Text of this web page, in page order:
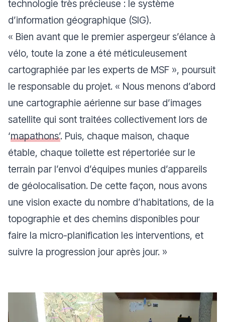
technologie très précieuse : le système
d’information géographique (SIG).
« Bien avant que le premier aspergeur s’élance à
vélo, toute la zone a été méticuleusement
cartographiée par les experts de MSF », poursuit
le responsable du projet. « Nous menons d’abord
une cartographie aérienne sur base d’images
satellite qui sont traitées collectivement lors de
‘mapathons’. Puis, chaque maison, chaque
étable, chaque toilette est répertoriée sur le
terrain par l’envoi d’équipes munies d’appareils
de géolocalisation. De cette façon, nous avons
une vision exacte du nombre d’habitations, de la
topographie et des chemins disponibles pour
faire la micro-planification les interventions, et
suivre la progression jour après jour. »